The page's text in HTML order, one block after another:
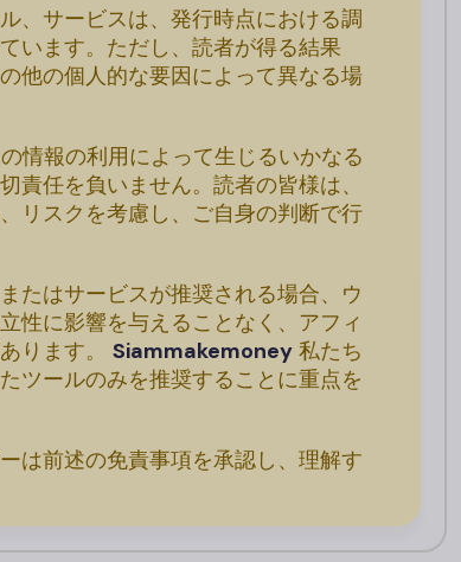
、サービスは、発行時点における調
います。ただし、読者が得る結果
他の個人的な要因によって異なる場
情報の利用によって生じるいかなる
責任を負いません。読者の皆様は、
リスクを考慮し、ご自身の判断で行
たはサービスが推奨される場合、ウ
性に影響を与えることなく、アフィ
ります。 Siammakemoney私たち
ツールのみを推奨することに重点を
は前述の免責事項を承認し、理解す